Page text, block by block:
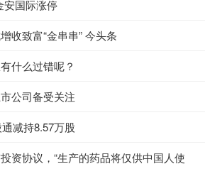
安国际涨停
收致富“金串串” 今头条
什么过错呢？
公司备受关注
减持8.57万股
资协议，“生产的药品将仅供中国人使